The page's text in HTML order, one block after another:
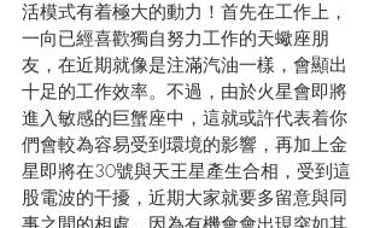
活模式有着極大的動力！首先在工作上，
一向已經喜歡獨自努力工作的天蠍座朋
友，在近期就像是注滿汽油一樣，會顯出
十足的工作效率。不過，由於火星會即將
進入敏感的巨蟹座中，這就或許代表着你
們會較為容易受到環境的影響，再加上金
星即將在30號與天王星產生合相，受到這
股電波的干擾，近期大家就要多留意與同